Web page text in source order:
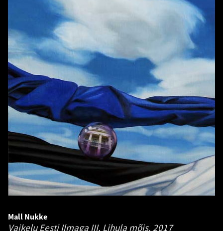
Mall Nukke
Vaikelu Eesti Ilmaga III, Lihula mõis. 2017